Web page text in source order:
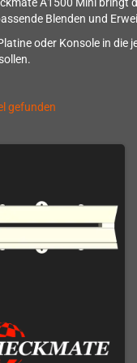
A1500 Mini bringt
Blenden und
oder Konsole in
gefunden